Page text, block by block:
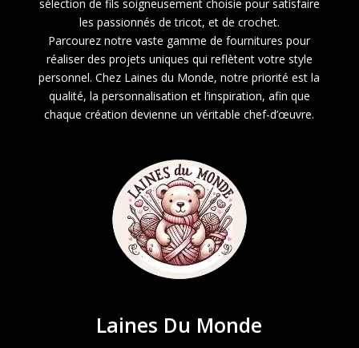
sélection de fils soigneusement choisie pour satisfaire
les passionnés de tricot, et de crochet.
Parcourez notre vaste gamme de fournitures pour
réaliser des projets uniques qui reflètent votre style
personnel. Chez Laines du Monde, notre priorité est la
qualité, la personnalisation et l’inspiration, afin que
chaque création devienne un véritable chef-d’œuvre.
Laines Du Monde